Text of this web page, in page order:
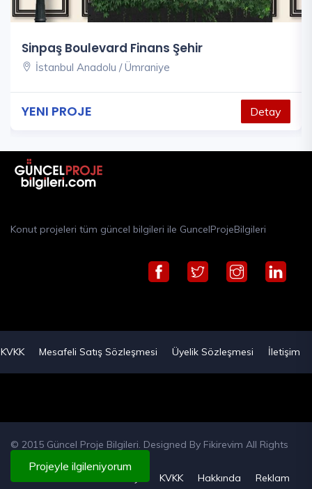
Sinpaş Boulevard Finans Şehir
İstanbul Anadolu / Ümraniye
YENI PROJE Detay
Projeyle ilgileniyorum
Konut projeleri tüm güncel bilgileri ile GuncelProjeBilgileri
KVKK Mesafeli Satış Sözleşmesi Üyelik Sözleşmesi İletişim
© 2015 Güncel Proje Bilgileri. Designed By Fikirevim All Rights
Reserved
KVKK Hakkında Reklam